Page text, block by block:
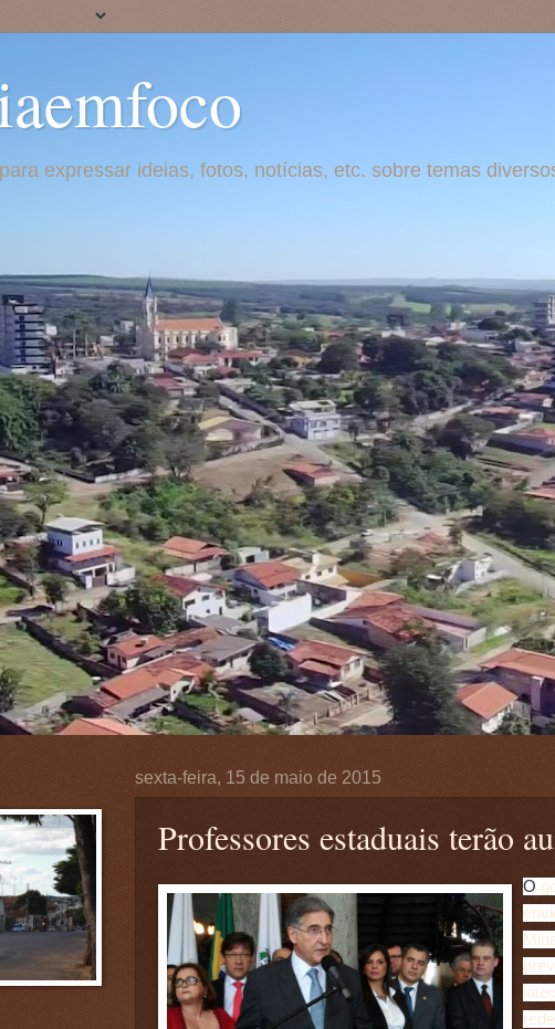
expressar ideias, fotos, notícias, etc. sobre temas
sexta-feira, 15 de maio de 2015
Professores estaduais terão
O